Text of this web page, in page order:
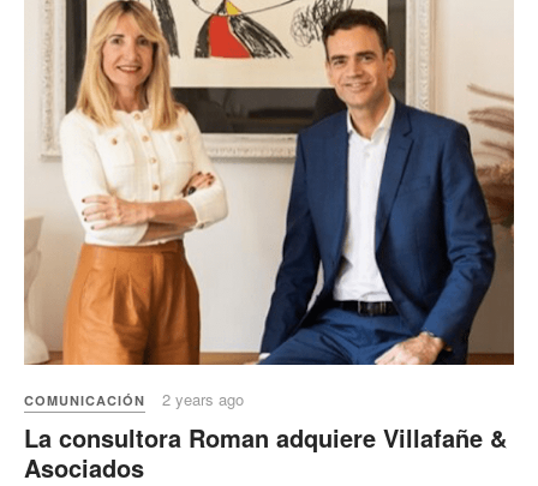
COMUNICACIÓN 2 years ago
La consultora Roman adquiere Villafañe &
Asociados